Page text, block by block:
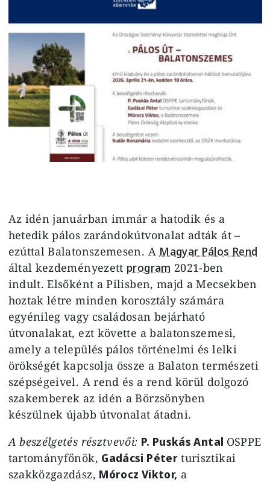
Az idén januárban immár a hatodik és a
hetedik pálos zarándokútvonalat adták át –
ezúttal Balatonszemesen. A Magyar Pálos Rend
által kezdeményezett program 2021-ben
indult. Elsőként a Pilisben, majd a Mecsekben
hoztak létre minden korosztály számára
egyénileg vagy családosan bejárható
útvonalakat, ezt követte a balatonszemesi,
amely a település pálos történelmi és lelki
örökségét kapcsolja össze a Balaton természeti
szépségeivel. A rend és a rend körül dolgozó
szakemberek az idén a Börzsönyben
készülnek újabb útvonalat átadni.
A beszélgetés résztvevői: P. Puskás Antal OSPPE
tartományfőnök, Gadácsi Péterturisztikai
szakközgazdász, Mórocz Viktor, a